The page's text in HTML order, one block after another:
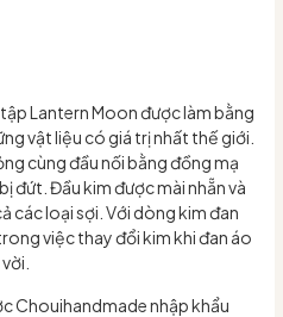
Lantern Moon được làm bằng
vật liệu có giá trị nhất thế giới.
cùng đầu nối bằng đồng mạ
đứt. Đầu kim được mài nhẵn và
các loại sợi. Với dòng kim đan
việc thay đổi kim khi đan áo
Chouihandmade nhập khẩu